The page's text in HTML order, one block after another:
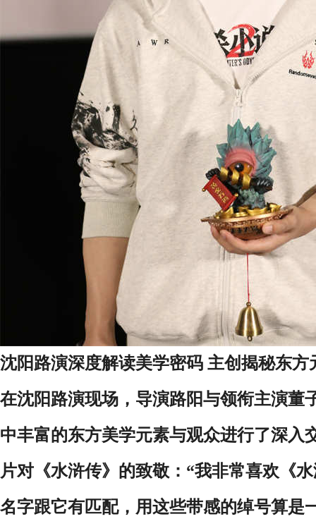
沈阳路演深度解读美学密码 主创揭秘东方
在沈阳路演现场 ，导演路阳与领衔主演董
中丰富的东方美学元素与观众进行了深入
片对《水浒传》的致敬：“我非常喜欢《
名字跟它有匹配，用这些带感的绰号算是